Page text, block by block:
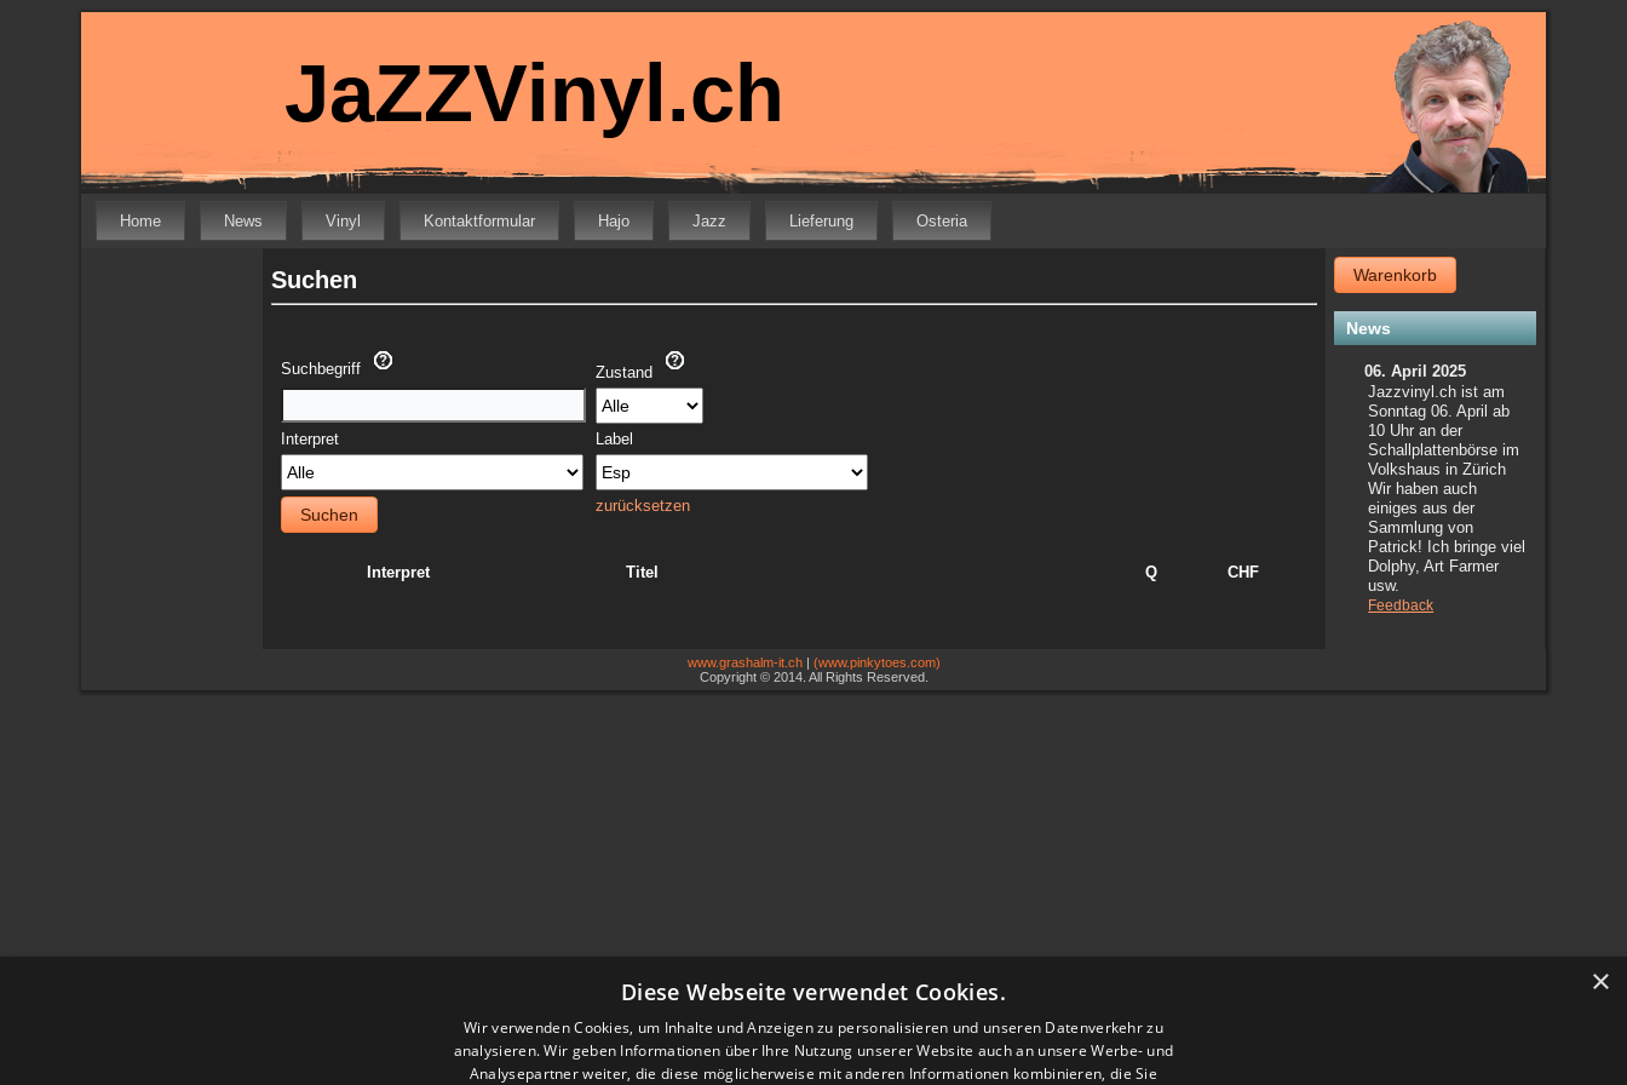
JaZZVinyl.ch
Home News Vinyl Kontaktformular Hajo Jazz Lieferung Osteria
Suchen
Suchbegriff Zustand
Interpret Label
Suchen zurücksetzen
Interpret Titel Q CHF
Warenkorb
News
06. April 2025
Jazzvinyl.ch ist am
Sonntag 06. April ab
10 Uhr an der
Schallplattenbörse im
Volkshaus in Zürich
Wir haben auch
einiges aus der
Sammlung von
Patrick! Ich bringe viel
Dolphy, Art Farmer
usw.
Feedback
www.grashalm-it.ch| (www.pinkytoes.com)
Copyright © 2014. All Rights Reserved.
×
Diese Webseite verwendet Cookies.
Wir verwenden Cookies, um Inhalte und Anzeigen zu personalisieren und unseren Datenverkehr zu
analysieren. Wir geben Informationen über Ihre Nutzung unserer Website auch an unsere Werbe- und
Analysepartner weiter, die diese möglicherweise mit anderen Informationen kombinieren, die Sie